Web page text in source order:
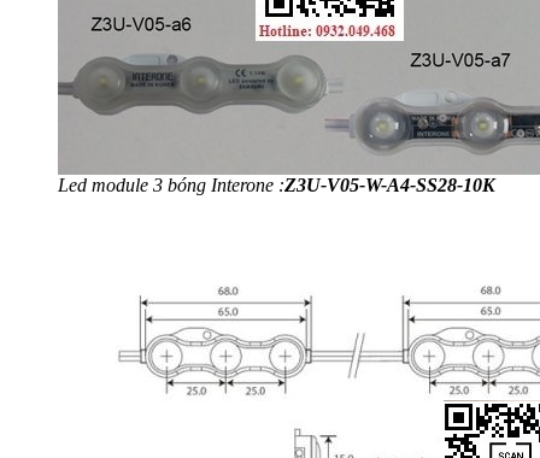
Led module 3 bóng Interone :Z3U-V05-W-A4-SS28-10K